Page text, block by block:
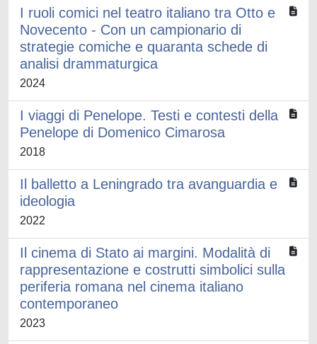
I ruoli comici nel teatro italiano tra Otto e
Novecento - Con un campionario di
strategie comiche e quaranta schede di
analisi drammaturgica
2024
I viaggi di Penelope. Testi e contesti della
Penelope di Domenico Cimarosa
2018
Il balletto a Leningrado tra avanguardia e
ideologia
2022
Il cinema di Stato ai margini. Modalità di
rappresentazione e costrutti simbolici sulla
periferia romana nel cinema italiano
contemporaneo
2023